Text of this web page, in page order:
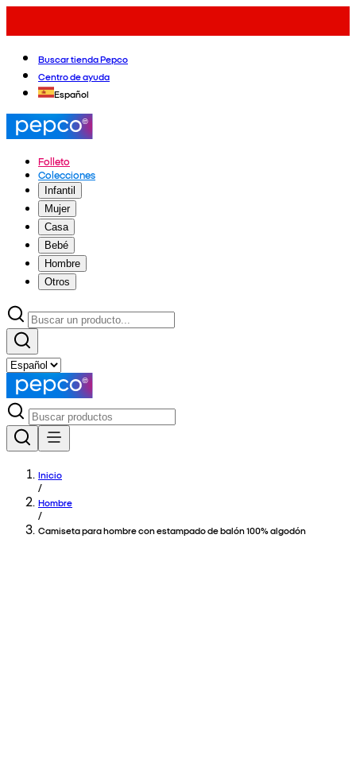
Buscar tienda Pepco
Centro de ayuda
Español
Folleto
Colecciones
Infantil
Mujer
Casa
Bebé
Hombre
Otros
Inicio
/
Hombre
/
Camiseta para hombre con estampado de balón 100% algodón